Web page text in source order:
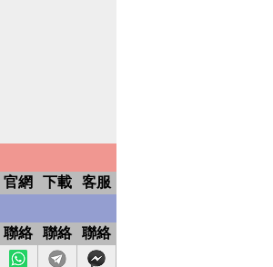
官網 下載
客服
聯絡 聯絡
聯絡